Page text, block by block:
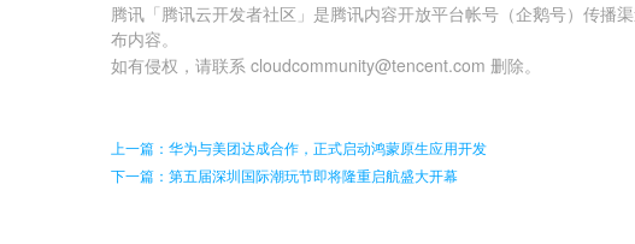
腾讯「腾讯云开发者社区」是腾讯内容开放平台帐号（企鹅号）传播
布内容。
如有侵权，请联系 cloudcommunity@tencent.com 删除。
上一篇：华为与美团达成合作，正式启动鸿蒙原生应用开发
下一篇：第五届深圳国际潮玩节即将隆重启航盛大开幕